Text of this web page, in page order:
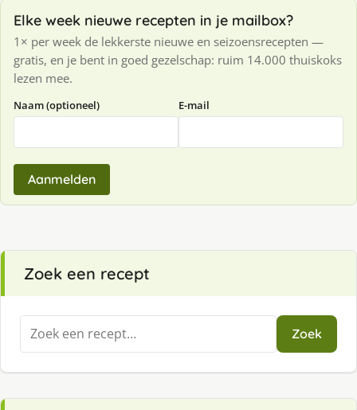
Elke week nieuwe recepten in je mailbox?
1× per week de lekkerste nieuwe en seizoensrecepten —
gratis, en je bent in goed gezelschap: ruim 14.000 thuiskoks
lezen mee.
Naam (optioneel) E-mail
Aanmelden
Zoek een recept
Zoeken
naar:
Zoek